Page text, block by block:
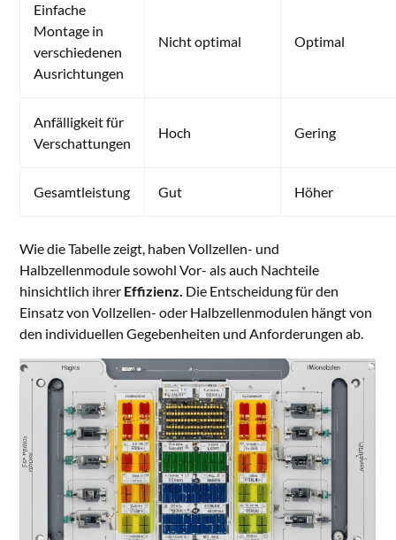
Einfache
Montage in
verschiedenen
Ausrichtungen
Nicht optimal Optimal
Anfälligkeit für
Verschattungen
Hoch Gering
Gesamtleistung Gut Höher
Wie die Tabelle zeigt, haben Vollzellen- und
Halbzellenmodule sowohl Vor- als auch Nachteile
hinsichtlich ihrer Effizienz. Die Entscheidung für den
Einsatz von Vollzellen- oder Halbzellenmodulen hängt von
den individuellen Gegebenheiten und Anforderungen ab.